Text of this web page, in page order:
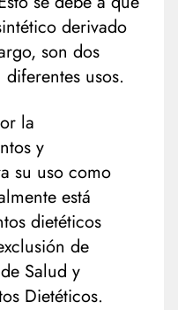
derivado
son dos
usos.
la
y
su uso como
está
dietéticos
de
Salud y
Dietéticos.